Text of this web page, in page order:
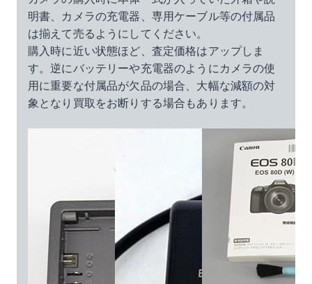
明書、カメラの充電器、専用ケーブル等の付属品
は揃えて売るようにしてください。
購入時に近い状態ほど、査定価格はアップしま
す。逆にバッテリーや充電器のようにカメラの使
用に重要な付属品が欠品の場合、大幅な減額の対
象となり買取をお断りする場合もあります。